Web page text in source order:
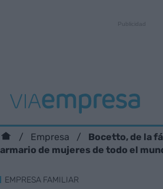
Empresa
Bocetto, de la
armario de mujeres de todo el
EMPRESA FAMILIAR